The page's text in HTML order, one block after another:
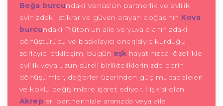
Boğa burcundaki Venüs'ün partnerlik ve evlilik
evinizdeki istikrar ve güven arayan doğasının Kova
burcundaki Plüton'un aile ve yuva alanınızdaki
dönüştürücü ve baskılayıcı enerjisiyle kurduğu
zorlayıcı etkileşim, bugün aşk hayatınızda, özellikle
evlilik veya uzun süreli birlikteliklerinizde derin
dönüşümler, değerler üzerinden güç mücadeleleri
ve köklü değişimlere işaret ediyor. İlişkisi olan
Akrepler, partnerinizle aranızda veya aile